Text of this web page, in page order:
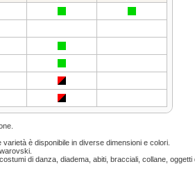
è disponibile in diverse dimensioni e colori.
di danza, diadema, abiti, bracciali, collane, oggetti